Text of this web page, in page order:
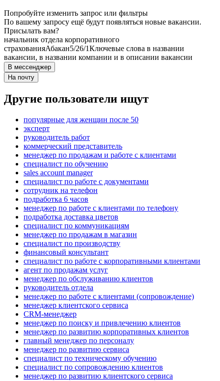
Попробуйте изменить запрос или фильтры
По вашему запросу ещё будут появляться новые вакансии.
Присылать вам?
начальник отдела корпоративного
страхованияАбакан5/26/1Ключевые слова в названии
вакансии, в названии компании и в описании вакансии
В мессенджер
На почту
Другие пользователи ищут
популярные для женщин после 50
эксперт
руководитель работ
коммерческий представитель
менеджер по продажам и работе с клиентами
специалист по обучению
sales account manager
специалист по работе с документами
сотрудник на телефон
подработка 6 часов
менеджер по работе с клиентами по телефону
подработка доставка цветов
специалист по коммуникациям
менеджер по продажам в магазин
специалист по производству
финансовый консультант
специалист по работе с корпоративными клиентами
агент по продажам услуг
менеджер по обслуживанию клиентов
руководитель отдела
менеджер по работе с клиентами (сопровождение)
менеджер клиентского сервиса
CRM-менеджер
менеджер по поиску и привлечению клиентов
менеджер по развитию корпоративных клиентов
главный менеджер по персоналу
менеджер по развитию сервиса
специалист по техническому обучению
специалист по сопровождению клиентов
менеджер по развитию клиентского сервиса